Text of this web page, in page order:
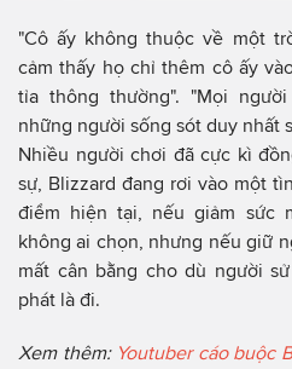
"Cô ấy không thuộc về một
cảm thấy họ chỉ thêm cô ấy
tỉa thông thường". "Mọi
những người sống sót duy nhất
Nhiều người chơi đã cực kì
sự, Blizzard đang rơi vào một
điểm hiện tại, nếu giảm sức
không ai chọn, nhưng nếu giữ
mất cân bằng cho dù người
phát là đi.
Xem thêm: Youtuber cáo buộc